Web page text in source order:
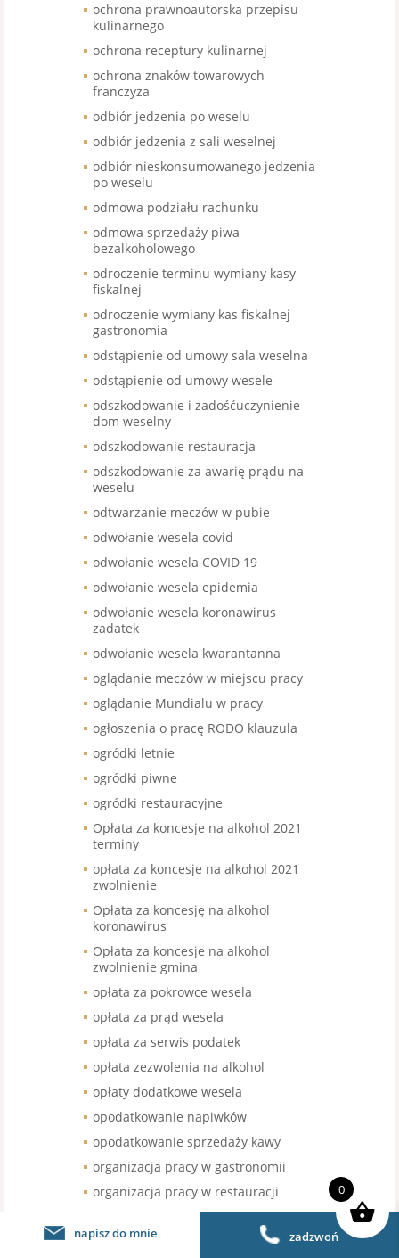
ochrona prawnoautorska przepisu
kulinarnego
ochrona receptury kulinarnej
ochrona znaków towarowych
franczyza
odbiór jedzenia po weselu
odbiór jedzenia z sali weselnej
odbiór nieskonsumowanego jedzenia
po weselu
odmowa podziału rachunku
odmowa sprzedaży piwa
bezalkoholowego
odroczenie terminu wymiany kasy
fiskalnej
odroczenie wymiany kas fiskalnej
gastronomia
odstąpienie od umowy sala weselna
odstąpienie od umowy wesele
odszkodowanie i zadośćuczynienie
dom weselny
odszkodowanie restauracja
odszkodowanie za awarię prądu na
weselu
odtwarzanie meczów w pubie
odwołanie wesela covid
odwołanie wesela COVID 19
odwołanie wesela epidemia
odwołanie wesela koronawirus
zadatek
odwołanie wesela kwarantanna
oglądanie meczów w miejscu pracy
oglądanie Mundialu w pracy
ogłoszenia o pracę RODO klauzula
ogródki letnie
ogródki piwne
ogródki restauracyjne
Opłata za koncesje na alkohol 2021
terminy
opłata za koncesje na alkohol 2021
zwolnienie
Opłata za koncesję na alkohol
koronawirus
Opłata za koncesje na alkohol
zwolnienie gmina
opłata za pokrowce wesela
opłata za prąd wesela
opłata za serwis podatek
opłata zezwolenia na alkohol
opłaty dodatkowe wesela
opodatkowanie napiwków
opodatkowanie sprzedaży kawy
organizacja pracy w gastronomii
organizacja pracy w restauracji
organizacja urodzin stawka VAT
organizacja wesel
napisz do mnie zadzwoń
0